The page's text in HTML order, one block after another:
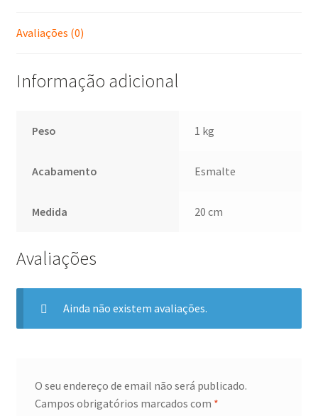
Avaliações (0)
Informação adicional
Peso 1 kg
Acabamento Esmalte
Medida 20 cm
Avaliações
Ainda não existem avaliações.
O seu endereço de email não será publicado.
Campos obrigatórios marcados com *